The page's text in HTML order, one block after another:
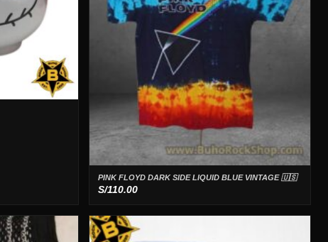
PINK FLOYD DARK SIDE LIQUID BLUE VINTAGE 🇺🇸
S/110.00